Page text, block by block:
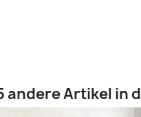
andere Artikel in